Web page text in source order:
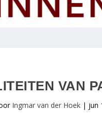
VAN
Ingmar van der Hoek| jun